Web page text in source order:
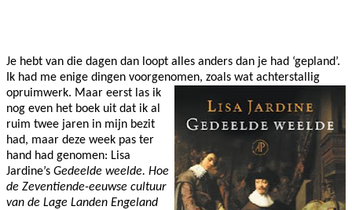
Je hebt van die dagen dan loopt alles anders dan je had ‘gepland’.
Ik had me enige dingen voorgenomen, zoals wat achterstallig
opruimwerk. Maar eerst las ik
nog even het boek uit dat ik al
ruim twee jaren in mijn bezit
had, maar deze week pas ter
hand had genomen: Lisa
Jardine’s Gedeelde weelde. Hoe
de Zeventiende-eeuwse cultuur
van de Lage Landen Engeland